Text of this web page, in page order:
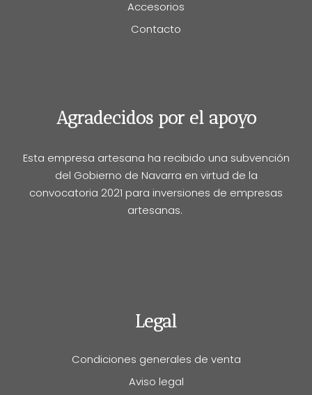
Accesorios
Contacto
Agradecidos por el apoyo
Esta empresa artesana ha recibido una subvención
del Gobierno de Navarra en virtud de la
convocatoria 2021 para inversiones de empresas
artesanas.
Legal
Condiciones generales de venta
Aviso legal